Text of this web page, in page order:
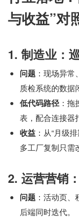
与收益”对
1. 制造业：
问题 ：现场异
质检系统的数据
低代码路径：拖
表，配合连接器
收益 ：从“月级
多工厂复制只需
2. 运营营销
问题 ：活动页
后端同时迭代。